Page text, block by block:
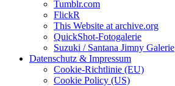
Tumblr.com
FlickR
This Website at archive.org
QuickShot-Fotogalerie
Suzuki / Santana Jimny Galerie
Datenschutz & Impressum
Cookie-Richtlinie (EU)
Cookie Policy (US)